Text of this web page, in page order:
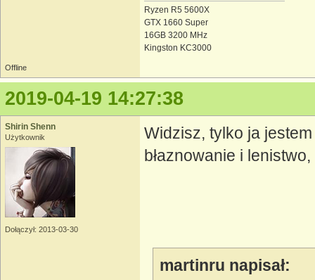
Ryzen R5 5600X
GTX 1660 Super
16GB 3200 MHz
Kingston KC3000
Offline
2019-04-19 14:27:38
Shirin Shenn
Użytkownik
Dołączył: 2013-03-30
Widzisz, tylko ja
błaznowanie i
martinru napisał: